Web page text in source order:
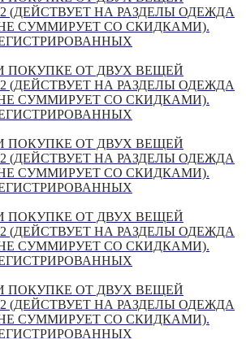
(ДЕЙСТВУЕТ НА РАЗДЕЛЫ ОДЕЖДА
СУММИРУЕТ СО СКИДКАМИ).
ПОКУПКЕ ОТ ДВУХ ВЕЩЕЙ
(ДЕЙСТВУЕТ НА РАЗДЕЛЫ ОДЕЖДА
СУММИРУЕТ СО СКИДКАМИ).
ПОКУПКЕ ОТ ДВУХ ВЕЩЕЙ
(ДЕЙСТВУЕТ НА РАЗДЕЛЫ ОДЕЖДА
СУММИРУЕТ СО СКИДКАМИ).
ПОКУПКЕ ОТ ДВУХ ВЕЩЕЙ
(ДЕЙСТВУЕТ НА РАЗДЕЛЫ ОДЕЖДА
СУММИРУЕТ СО СКИДКАМИ).
ПОКУПКЕ ОТ ДВУХ ВЕЩЕЙ
(ДЕЙСТВУЕТ НА РАЗДЕЛЫ ОДЕЖДА
СУММИРУЕТ СО СКИДКАМИ).